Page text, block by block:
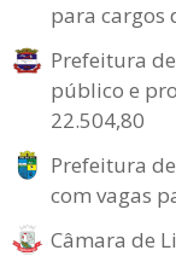
para cargos
Prefeitura
público e
22.504,80
Prefeitura
com vagas
Câmara de